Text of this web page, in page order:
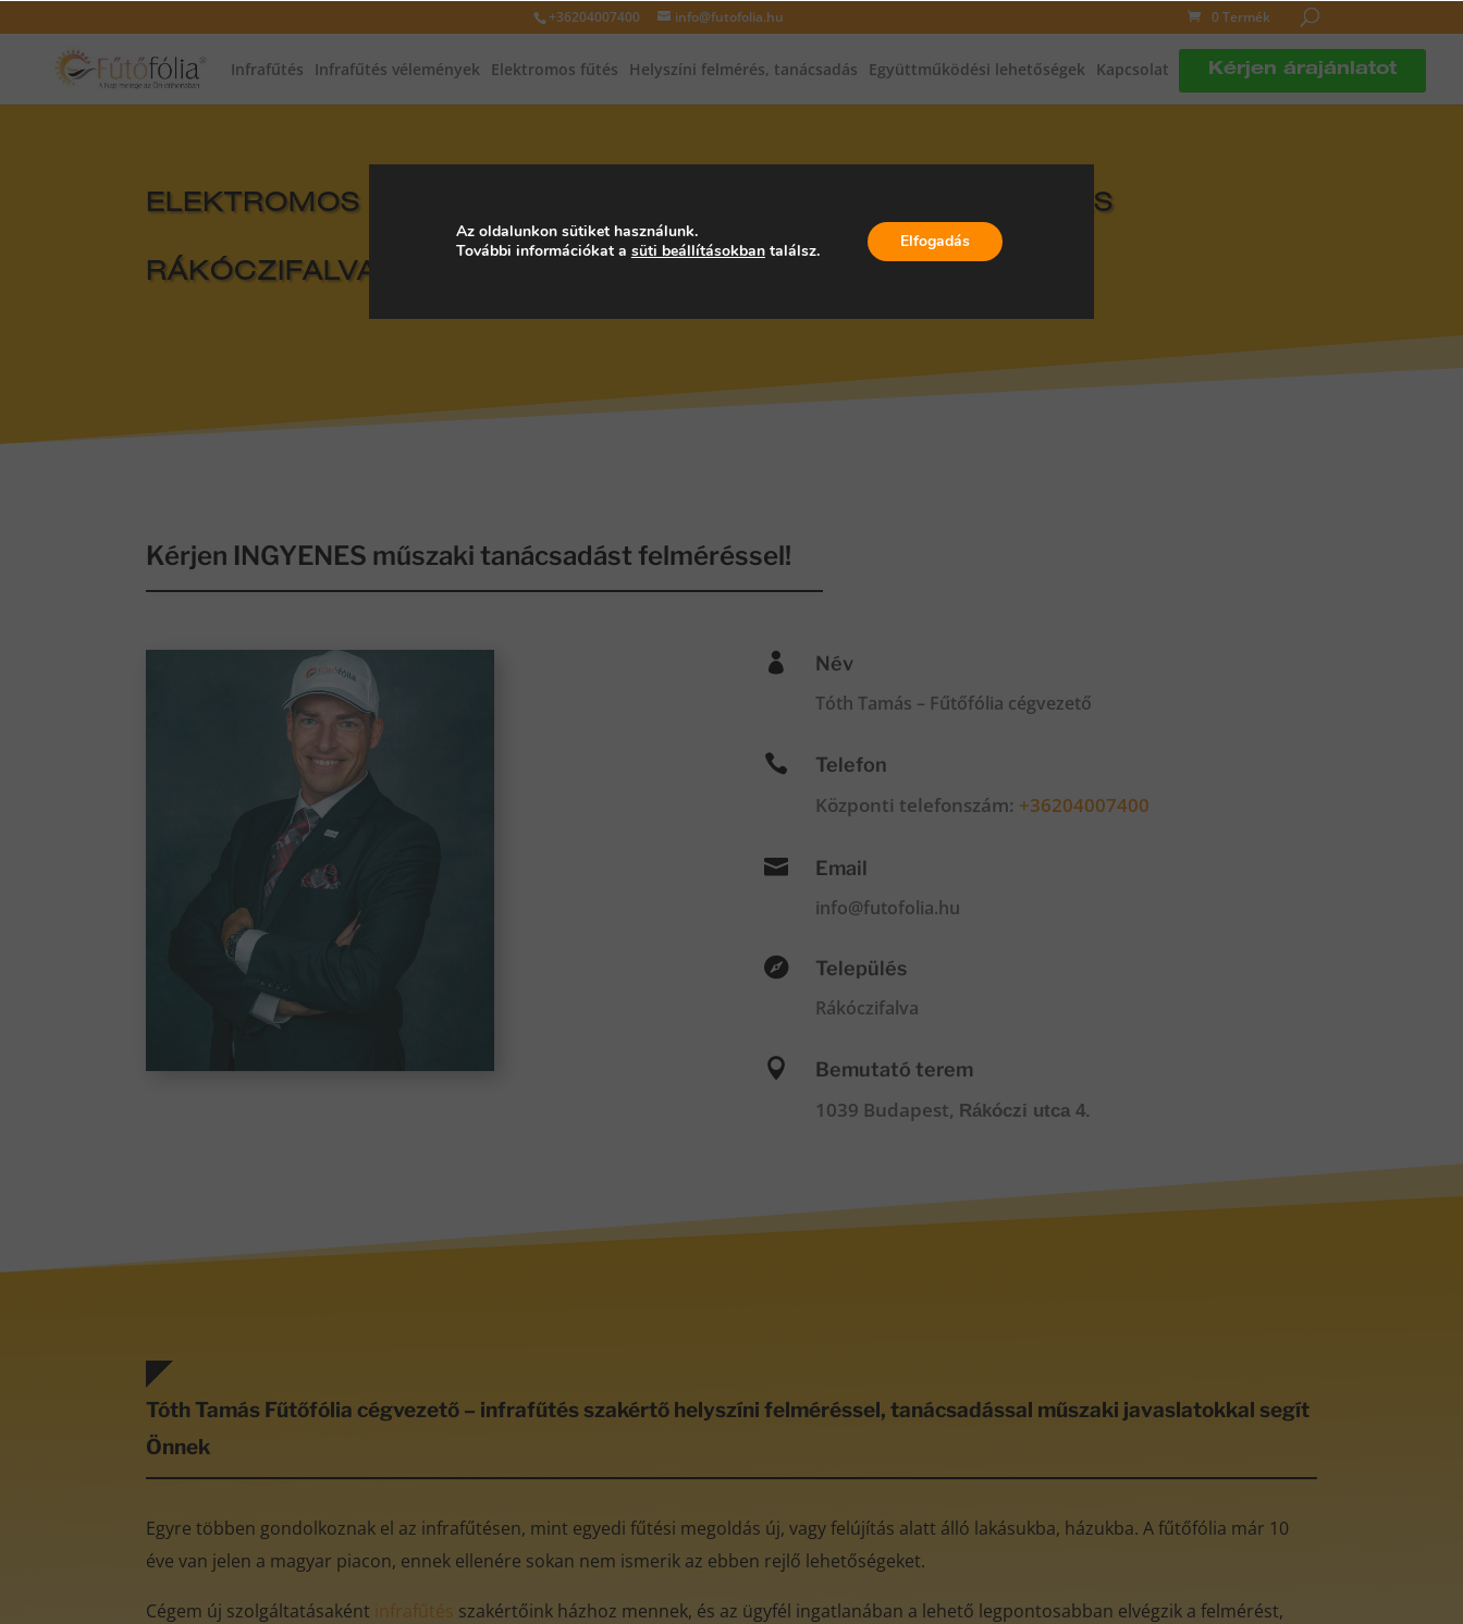
+36204007400 info@futofolia.hu 0 Termék
Infrafűtés Infrafűtés vélemények Elektromos fűtés Helyszíni felmérés, tanácsadás Együttműködési lehetőségek Kapcsolat Kérjen árajánlatot
ELEKTROMOS FŰTÉS, INFRAFŰTÉS, INFRAPANEL, PADLÓFŰTÉS
RÁKÓCZIFALVA, MAGYARORSZÁG
Kérjen INGYENES műszaki tanácsadást felméréssel!
 Név
Tóth Tamás – Fűtőfólia cégvezető
 Telefon
Központi telefonszám: +36204007400
 Email
info@futofolia.hu
 Település
Rákóczifalva
 Bemutató terem
1039 Budapest, Rákóczi utca 4.
Tóth Tamás Fűtőfólia cégvezető – infrafűtés szakértő helyszíni felméréssel, tanácsadással műszaki javaslatokkal segít
Önnek
Egyre többen gondolkoznak el az infrafűtésen, mint egyedi fűtési megoldás új, vagy felújítás alatt álló lakásukba, házukba. A fűtőfólia már 10
éve van jelen a magyar piacon, ennek ellenére sokan nem ismerik az ebben rejlő lehetőségeket.
Cégem új szolgáltatásaként infrafűtés szakértőink házhoz mennek, és az ügyfél ingatlanában a lehető legpontosabban elvégzik a felmérést,
Az oldalunkon sütiket használunk.
További információkat a süti beállításokbantalálsz. Elfogadás